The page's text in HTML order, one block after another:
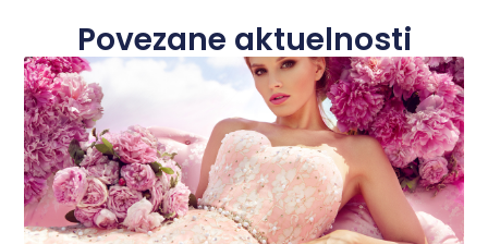
Povezane aktuelnosti